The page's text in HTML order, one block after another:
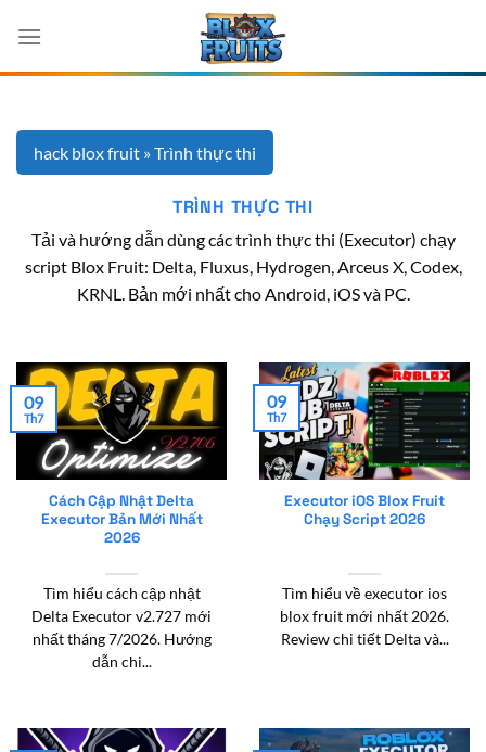
đến
nội
hack blox fruit »Trình thực thi
TRÌNH THỰC THI
Tải và hướng dẫn dùng các trình thực thi (Executor) chạy
script Blox Fruit: Delta, Fluxus, Hydrogen, Arceus X, Codex,
KRNL. Bản mới nhất cho Android, iOS và PC.
Cách Cập Nhật Delta
Executor Bản Mới Nhất
2026
Tìm hiểu cách cập nhật
Delta Executor v2.727 mới
nhất tháng 7/2026. Hướng
dẫn chi...
09
Th7
Executor iOS Blox Fruit
Chạy Script 2026
Tìm hiểu về executor ios
blox fruit mới nhất 2026.
Review chi tiết Delta và...
09
Th7